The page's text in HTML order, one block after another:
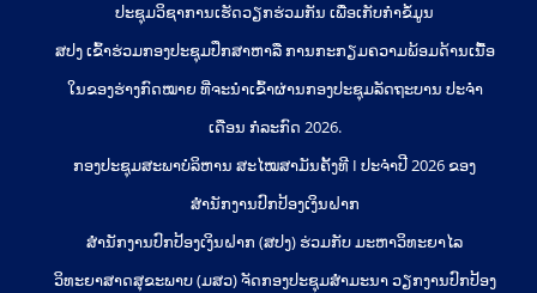
ປະຊຸມວິຊາການເຮັດວຽກຮ່ວມກັນ ເພື່ອເກັບກຳຂໍ້ມູນ
ສປງ ເຂົ້າຮ່ວມກອງປະຊຸມປຶກສາຫາລື ການກະກຽມຄວາມພ້ອມດ້ານເນື້ອ
ໃນຂອງຮ່າງກົດໝາຍ ທີ່ຈະນໍາເຂົ້າຜ່ານກອງປະຊຸມລັດຖະບານ ປະຈໍາ
ເດືອນ ກໍລະກົດ 2026.
ກອງປະຊຸມສະພາບໍລິຫານ ສະໄໝສາມັນຄັ້ງທີ I ປະຈຳປີ 2026 ຂອງ
ສຳນັກງານປົກປ້ອງເງິນຝາກ
ສຳນັກງານປົກປ້ອງເງິນຝາກ (ສປງ) ຮ່ວມກັບ ມະຫາວິທະຍາໄລ
ວິທະຍາສາດສຸຂະພາບ (ມສວ) ຈັດກອງປະຊຸມສຳມະນາ ວຽກງານປົກປ້ອງ